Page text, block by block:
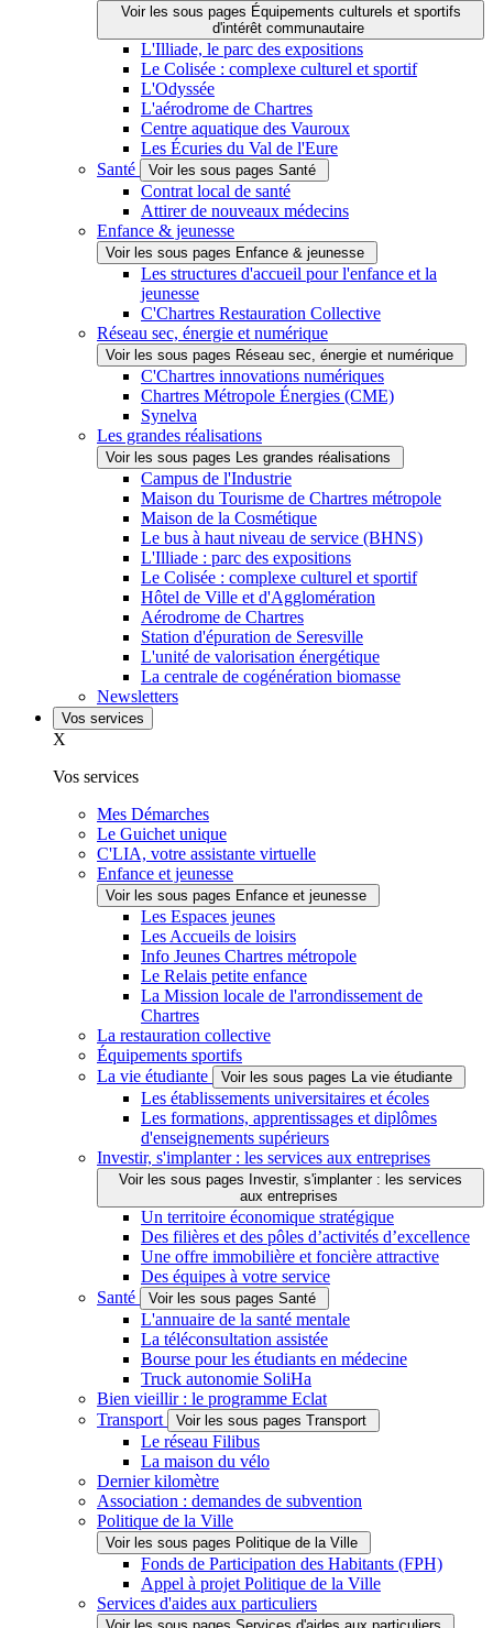
Voir les sous pages Équipements culturels et sportifs
d'intérêt communautaire
L'Illiade, le parc des expositions
Le Colisée : complexe culturel et sportif
L'Odyssée
L'aérodrome de Chartres
Centre aquatique des Vauroux
Les Écuries du Val de l'Eure
Santé
Voir les sous pages Santé
Contrat local de santé
Attirer de nouveaux médecins
Enfance & jeunesse
Voir les sous pages Enfance & jeunesse
Les structures d'accueil pour l'enfance et la
jeunesse
C'Chartres Restauration Collective
Réseau sec, énergie et numérique
Voir les sous pages Réseau sec, énergie et numérique
C'Chartres innovations numériques
Chartres Métropole Énergies (CME)
Synelva
Les grandes réalisations
Voir les sous pages Les grandes réalisations
Campus de l'Industrie
Maison du Tourisme de Chartres métropole
Maison de la Cosmétique
Le bus à haut niveau de service (BHNS)
L'Illiade : parc des expositions
Le Colisée : complexe culturel et sportif
Hôtel de Ville et d'Agglomération
Aérodrome de Chartres
Station d'épuration de Seresville
L'unité de valorisation énergétique
La centrale de cogénération biomasse
Newsletters
Vos services
X
Vos services
Mes Démarches
Le Guichet unique
C'LIA, votre assistante virtuelle
Enfance et jeunesse
Voir les sous pages Enfance et jeunesse
Les Espaces jeunes
Les Accueils de loisirs
Info Jeunes Chartres métropole
Le Relais petite enfance
La Mission locale de l'arrondissement de
Chartres
La restauration collective
Équipements sportifs
La vie étudiante
Voir les sous pages La vie étudiante
Les établissements universitaires et écoles
Les formations, apprentissages et diplômes
d'enseignements supérieurs
Investir, s'implanter : les services aux entreprises
Voir les sous pages Investir, s'implanter : les services
aux entreprises
Un territoire économique stratégique
Des filières et des pôles d’activités d’excellence
Une offre immobilière et foncière attractive
Des équipes à votre service
Santé
Voir les sous pages Santé
L'annuaire de la santé mentale
La téléconsultation assistée
Bourse pour les étudiants en médecine
Truck autonomie SoliHa
Bien vieillir : le programme Eclat
Transport
Voir les sous pages Transport
Le réseau Filibus
La maison du vélo
Dernier kilomètre
Association : demandes de subvention
Politique de la Ville
Voir les sous pages Politique de la Ville
Fonds de Participation des Habitants (FPH)
Appel à projet Politique de la Ville
Services d'aides aux particuliers